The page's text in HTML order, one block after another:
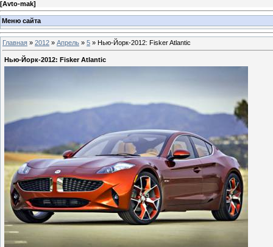
[Avto-mak]
Меню сайта
Главная » 2012 » Апрель » 5 » Нью-Йорк-2012: Fisker Atlantic
Нью-Йорк-2012: Fisker Atlantic